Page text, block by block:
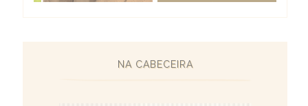
NA CABECEIRA